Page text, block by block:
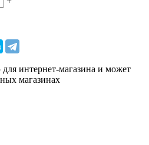
интернет-магазина и может
магазинах